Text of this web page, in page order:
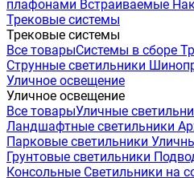
плафонами Встраиваемые
Трековые системы
Трековые системы
Все товарыСистемы в сборе
Струнные светильники
Уличное освещение
Уличное освещение
Все товарыУличные
Ландшафтные светильники
Парковые светильники
Грунтовые светильники
Консольные Светильники на